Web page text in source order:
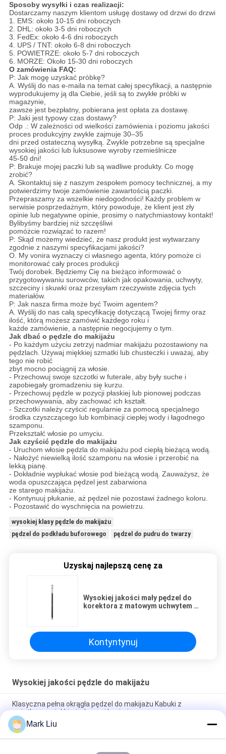
Sposoby wysyłki i czas realizacji:
Dostarczamy naszym klientom usługę dostawy od drzwi do drzwi
1. EMS: około 10-15 dni roboczych
2. DHL: około 3-5 dni roboczych
3. FedEx: około 4-6 dni roboczych
4. UPS / TNT: około 6-8 dni roboczych
5. POWIETRZE: około 5-7 dni roboczych
6. MORZE: Około 15-30 dni roboczych
O zamówienia FAQ:
P: Jak mogę uzyskać próbkę?
A. Wyślij do nas e-maila na temat całej specyfikacji, a następnie
wyprodukujemy ją dla Ciebie, jeśli są to zwykłe próbki w
magazynie,
zawsze jest bezpłatny, pobierana jest opłata za dostawę.
P: Jaki jest typowy czas dostawy?
Odp .: W zależności od wielkości zamówienia i poziomu jakości
proces produkcyjny zwykle zajmuje 30–35
dni przed ostateczną wysyłką. Zwykle potrzebne są specjalne
wysokiej jakości lub luksusowe wyroby rzemieślnicze
45-50 dni!
P: Brakuje mojej paczki lub są wadliwe produkty. Co mogę
zrobić?
A. Skontaktuj się z naszym zespołem pomocy technicznej, a my
potwierdzimy twoje zamówienie zawartością paczki.
Przepraszamy za wszelkie niedogodności! Każdy problem w
serwisie posprzedażnym, który powoduje, że klient jest zły
opinie lub negatywne opinie, prosimy o natychmiastowy kontakt!
Bylibyśmy bardziej niż szczęśliwi
pomóżcie rozwiązać to razem!
P: Skąd możemy wiedzieć, że nasz produkt jest wytwarzany
zgodnie z naszymi specyfikacjami jakości?
O. My vonira wyznaczy ci własnego agenta, który pomoże ci
monitorować cały proces produkcji
Twój dorobek. Będziemy Cię na bieżąco informować o
przygotowywaniu surowców, takich jak opakowania, uchwyty,
szczeciny i skuwki oraz przesyłam rzeczywiste zdjęcia tych
materiałów.
P: Jak nasza firma może być Twoim agentem?
A. Wyślij do nas całą specyfikację dotyczącą Twojej firmy oraz
ilość, którą możesz zamówić każdego roku i
każde zamówienie, a następnie negocjujemy o tym.
Jak dbać o pędzle do makijażu
- Po każdym użyciu zetrzyj nadmiar makijażu pozostawiony na
pędzlach. Używaj miękkiej szmatki lub chusteczki i uważaj, aby
tego nie robić
zbyt mocno pociągnij za włosie.
- Przechowuj swoje szczotki w futerale, aby były suche i
zapobiegały gromadzeniu się kurzu.
- Przechowuj pędzle w pozycji płaskiej lub pionowej podczas
przechowywania, aby zachować ich kształt.
- Szczotki należy czyścić regularnie za pomocą specjalnego
środka czyszczącego lub kombinacji ciepłej wody i łagodnego
szamponu.
Przekształć włosie po umyciu.
Jak czyścić pędzle do makijażu
- Uruchom włosie pędzla do makijażu pod ciepłą bieżącą wodą.
- Nałożyć niewielką ilość szamponu na włosie i przerobić na
lekką pianę.
- Dokładnie wypłukać włosie pod bieżącą wodą. Zauważysz, że
woda opuszczająca pędzel jest zabarwiona
ze starego makijażu.
- Kontynuuj płukanie, aż pędzel nie pozostawi żadnego koloru.
- Pozostawić do wyschnięcia na powietrzu.
wysokiej klasy pędzle do makijażu
pędzel do podkładu buforowego
pędzel do pudru do twarzy
Uzyskaj najlepszą cenę za
Wysokiej jakości mały pędzel do
korektora z matowym uchwytem z
Kontyntynuj
Wysokiej jakości pędzle do makijażu
Klasyczna pełna okrągła pędzel do makijażu Kabuki z
wyjątkowo miękkimi włosami kozimi
Vonira Beauty Duży wachlarz pędzli do makijażu koziego /
drewnianego uchwytu Pędzle do makijażu wysokiej klasy
Mark Liu